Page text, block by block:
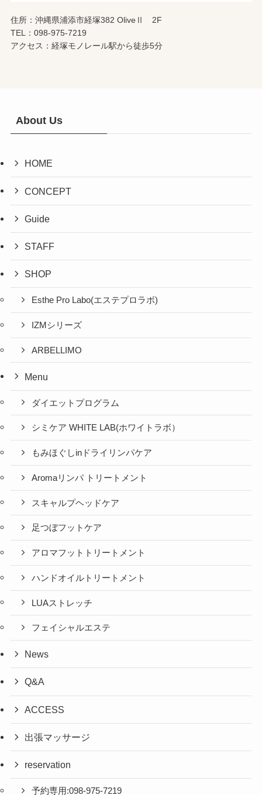
住所：沖縄県浦添市経塚382 OliveⅡ 2F
TEL：098-975-7219
アクセス：経塚モノレール駅から徒歩5分
About Us
HOME
CONCEPT
Guide
STAFF
SHOP
Esthe Pro Labo(エステプロラボ)
IZMシリーズ
ARBELLIMO
Menu
ダイエットプログラム
シミケア WHITE LAB(ホワイトラボ）
もみほぐしinドライリンパケア
Aromaリンパ トリートメント
スキャルプヘッドケア
足つぼフットケア
アロマフットトリートメント
ハンドオイルトリートメント
LUAストレッチ
フェイシャルエステ
News
Q&A
ACCESS
出張マッサージ
reservation
予約専用:098-975-7219